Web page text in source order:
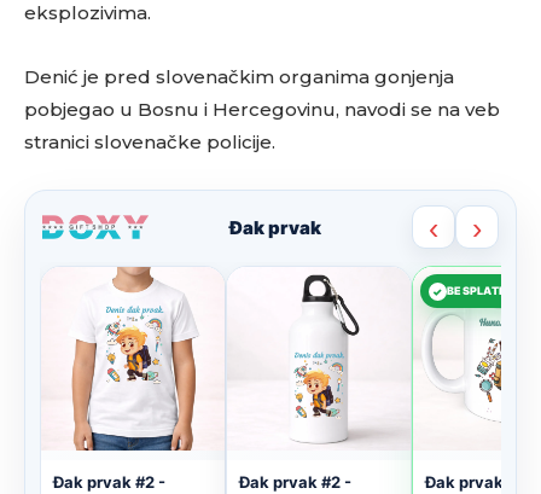
eksplozivima.
Denić je pred slovenačkim organima gonjenja
pobjegao u Bosnu i Hercegovinu, navodi se na veb
stranici slovenačke policije.